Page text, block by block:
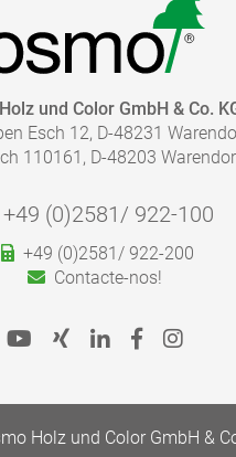
DE REVESTIMENTO
de consumo,
para o seu projeto.
nossas sugestões nas
und Color GmbH & Co.
Esch 12, D-48231
110161, D-48203
+49 (0)2581/ 922-100
+49 (0)2581/ 922-200
Contacte-nos!
Holz und Color GmbH &